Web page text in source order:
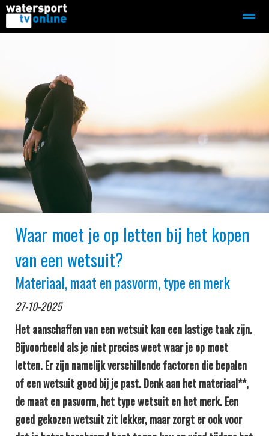
Home
Waar moet je op letten bij het kopen
van een wetsuit?
Materiaal, maat en pasvorm, type en merk
27-10-2025
Het aanschaffen van een wetsuit kan een lastige taak zijn.
Bijvoorbeeld als je niet precies weet waar je op moet
letten. Er zijn namelijk verschillende factoren die bepalen
of een wetsuit goed bij je past. Denk aan het materiaal**,
de maat en pasvorm, het type wetsuit en het merk. Een
goed gekozen wetsuit zit lekker, maar zorgt er ook voor